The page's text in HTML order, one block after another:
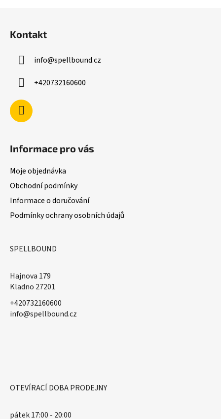
Kontakt
info@spellbound.cz
+420732160600
Informace pro vás
Moje objednávka
Obchodní podmínky
Informace o doručování
Podmínky ochrany osobních údajů
SPELLBOUND
Hajnova 179
Kladno 27201
+420732160600
​info@spellbound.cz
OTEVÍRACÍ DOBA PRODEJNY
pátek 17:00 - 20:00